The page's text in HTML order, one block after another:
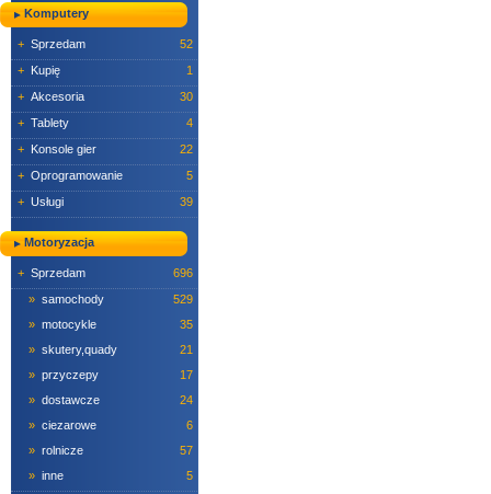
Komputery
+ Sprzedam
52
+ Kupię
1
+ Akcesoria
30
+ Tablety
4
+ Konsole gier
22
+ Oprogramowanie
5
+ Usługi 39
Motoryzacja
+ Sprzedam
696
» samochody
529
» motocykle
35
» skutery,quady
21
» przyczepy
17
» dostawcze
24
» ciezarowe
6
» rolnicze
57
» inne
5